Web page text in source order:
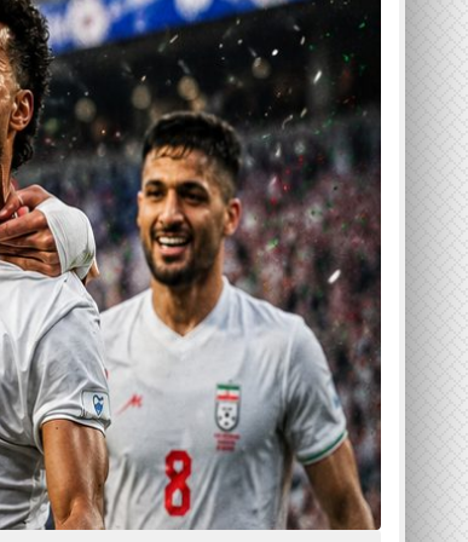
روزنامہ سارا جہان پاکستان ، 15 اپریل 2026